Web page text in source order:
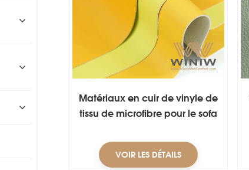
Matériaux en cuir de vinyle de
tissu de microfibre pour le sofa
VOIR LES DÉTAILS